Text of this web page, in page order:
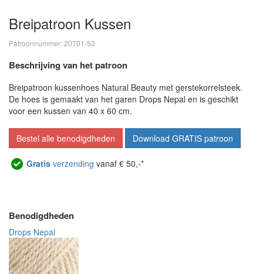
Breipatroon Kussen
Patroonnummer: 20701-52
Beschrijving van het patroon
Breipatroon kussenhoes Natural Beauty met gerstekorrelsteek.
De hoes is gemaakt van het garen Drops Nepal en is geschikt
voor een kussen van 40 x 60 cm.
Bestel alle benodigdheden Download GRATIS patroon
Gratis verzending vanaf € 50,-*
Benodigdheden
Drops Nepal